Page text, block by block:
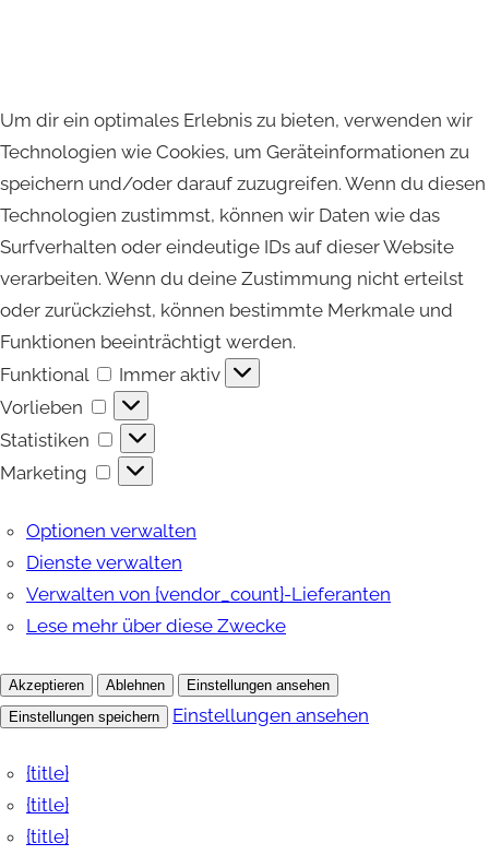
Um dir ein optimales Erlebnis zu bieten, verwenden wir
Technologien wie Cookies, um Geräteinformationen zu
speichern und/oder darauf zuzugreifen. Wenn du diesen
Technologien zustimmst, können wir Daten wie das
Surfverhalten oder eindeutige IDs auf dieser Website
verarbeiten. Wenn du deine Zustimmung nicht erteilst
oder zurückziehst, können bestimmte Merkmale und
Funktionen beeinträchtigt werden.
Funktional
Funktional
Immer aktiv
Vorlieben
Vorlieben
Statistiken
Statistiken
Marketing
Marketing
Optionen verwalten
Dienste verwalten
Verwalten von {vendor_count}-Lieferanten
Lese mehr über diese Zwecke
Akzeptieren Ablehnen
Einstellungen ansehen
Einstellungen speichern
Einstellungen ansehen
{title}
{title}
{title}